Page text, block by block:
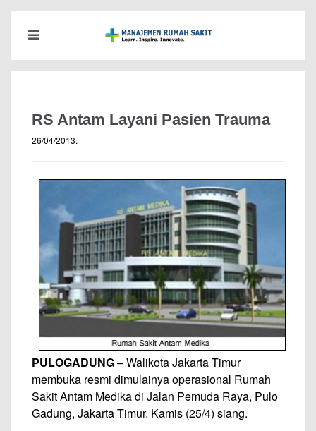
RS Antam Layani Pasien Trauma
26/04/2013.
PULOGADUNG– Walikota Jakarta Timur
membuka resmi dimulainya operasional Rumah
Sakit Antam Medika di Jalan Pemuda Raya, Pulo
Gadung, Jakarta Timur. Kamis (25/4) siang.